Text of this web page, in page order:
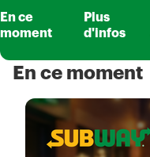
En ce
moment
Plus
d'infos
En ce moment